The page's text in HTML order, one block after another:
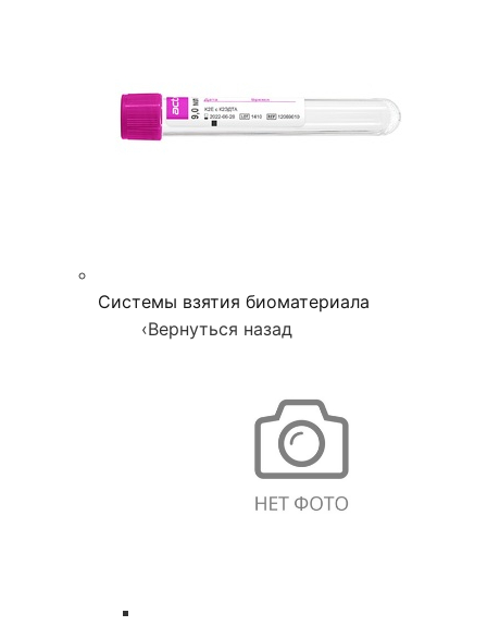
Системы взятия биоматериала
‹Вернуться назад